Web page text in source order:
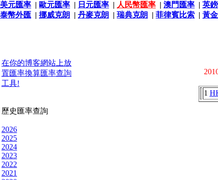
美元匯率 | 歐元匯率 | 日元匯率 | 人民幣匯率 | 澳門匯率 | 英
泰幣外匯 | 挪威克朗 | 丹麥克朗 | 瑞典克朗 | 菲律賓比索 | 黃
在你的博客網站上放
置匯率換算匯率查詢
工具!
歷史匯率查詢
2026
2025
2024
2023
2022
2021
1